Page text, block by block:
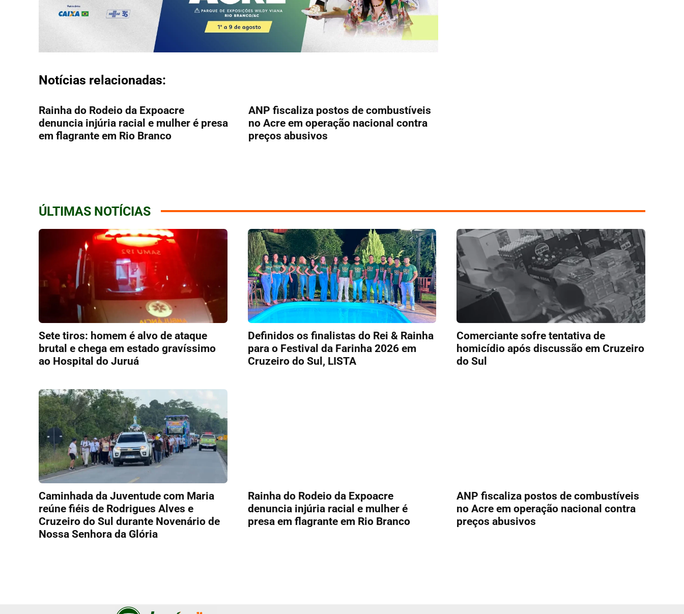
Notícias relacionadas:
Rainha do Rodeio da Expoacre
denuncia injúria racial e mulher é presa
em flagrante em Rio Branco
ANP fiscaliza postos de combustíveis
no Acre em operação nacional contra
preços abusivos
ÚLTIMAS NOTÍCIAS
Sete tiros: homem é alvo de ataque
brutal e chega em estado gravíssimo
ao Hospital do Juruá
Definidos os finalistas do Rei & Rainha
para o Festival da Farinha 2026 em
Cruzeiro do Sul, LISTA
Comerciante sofre tentativa de
homicídio após discussão em Cruzeiro
do Sul
Caminhada da Juventude com Maria
reúne fiéis de Rodrigues Alves e
Cruzeiro do Sul durante Novenário de
Nossa Senhora da Glória
Rainha do Rodeio da Expoacre
denuncia injúria racial e mulher é
presa em flagrante em Rio Branco
ANP fiscaliza postos de combustíveis
no Acre em operação nacional contra
preços abusivos